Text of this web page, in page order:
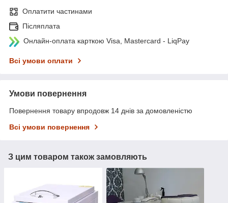
Оплатити частинами
Післяплата
Онлайн-оплата карткою Visa, Mastercard - LiqPay
Всі умови оплати
Умови повернення
Повернення товару впродовж 14 днів за домовленістю
Всі умови повернення
З цим товаром також замовляють